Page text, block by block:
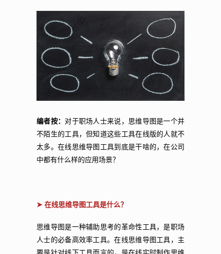
编者按： 对于职场人士来说，思维导图是一个并
不陌生的工具，但知道这些工具在线版的人就不
太多。在线思维导图工具到底是干啥的，在公司
中都有什么样的应用场景？
➤ 在线思维导图工具是什么？
思维导图是一种辅助思考的革命性工具，是职场
人士的必备高效率工具。在线思维导图工具，主